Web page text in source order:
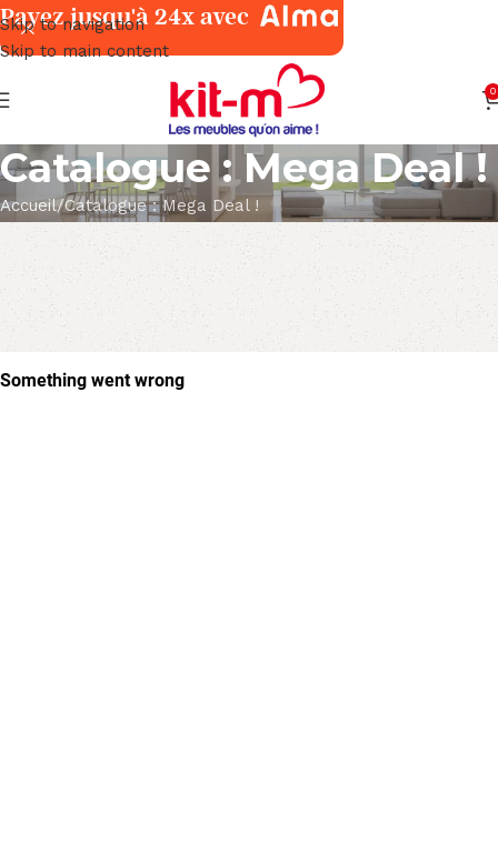
Skip to navigation
Skip to main content
0
Catalogue : Mega Deal !
Accueil Catalogue : Mega Deal !
Payez jusqu'à 24x avec